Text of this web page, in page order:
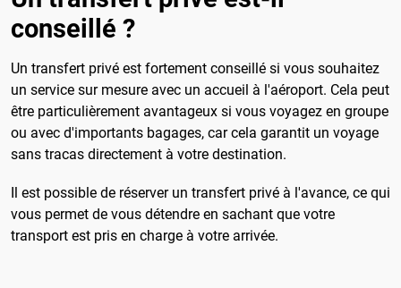
conseillé ?
Un transfert privé est fortement conseillé si vous souhaitez
un service sur mesure avec un accueil à l'aéroport. Cela peut
être particulièrement avantageux si vous voyagez en groupe
ou avec d'importants bagages, car cela garantit un voyage
sans tracas directement à votre destination.
Il est possible de réserver un transfert privé à l'avance, ce qui
vous permet de vous détendre en sachant que votre
transport est pris en charge à votre arrivée.